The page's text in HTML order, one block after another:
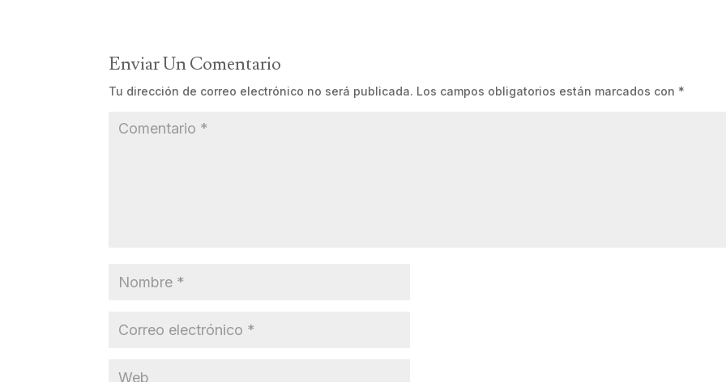
Enviar Un Comentario
Tu dirección de correo electrónico no será publicada. Los campos obligatorios están marcados con *